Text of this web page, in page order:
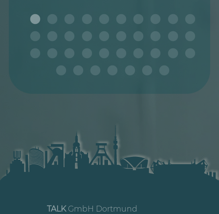
TALKGmbH Dortmund